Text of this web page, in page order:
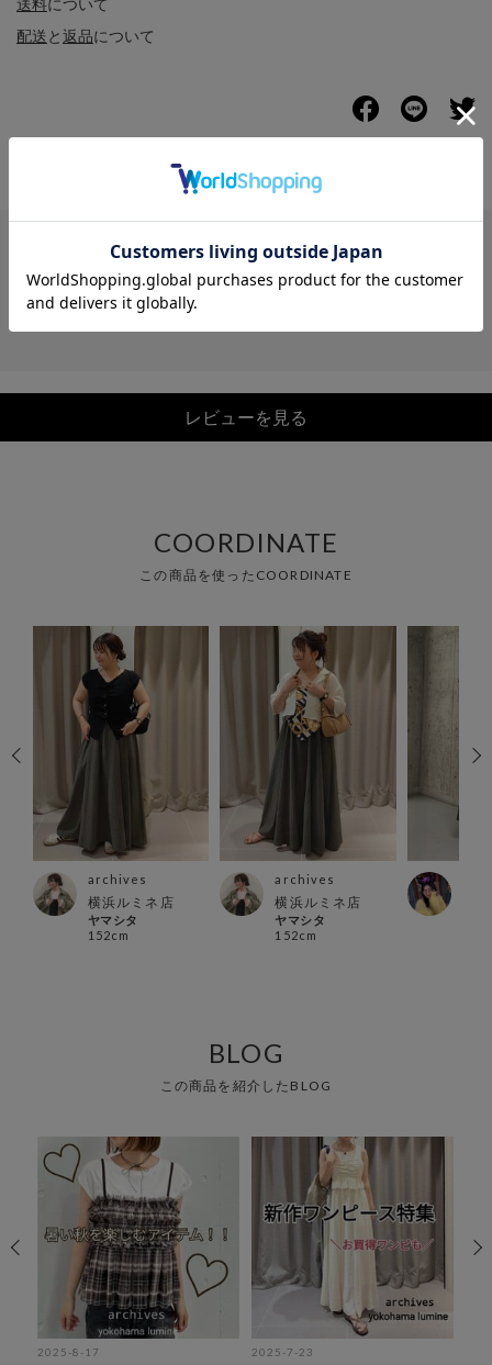
送料について
配送と返品について
レビュー
レビューを見る
COORDINATE
この商品を使ったCOORDINATE
archives
横浜ルミネ店
ヤマシタ
152cm
archives
横浜ルミネ店
ヤマシタ
152cm
BLOG
この商品を紹介したBLOG
2025-8-17 2025-7-23